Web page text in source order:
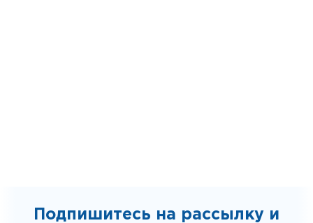
Подпишитесь на рассылку и